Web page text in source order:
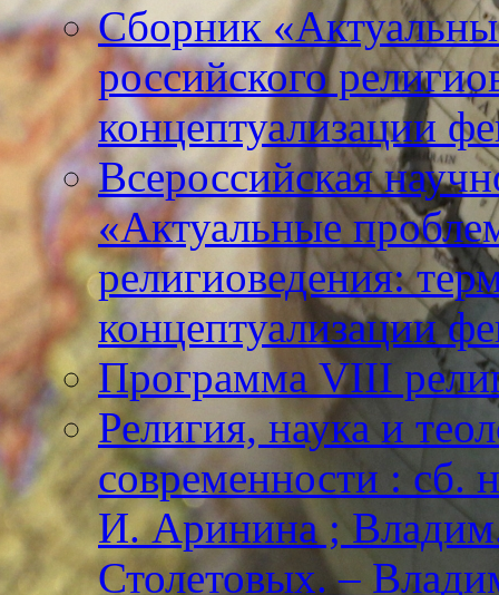
Сборник
российского
концептуализации
Всероссийская
«Актуальные
религиоведения:
концептуализации
Программа VIII
Религия, наука и
современности : сб.
И. Аринина ;
Столетовых. –